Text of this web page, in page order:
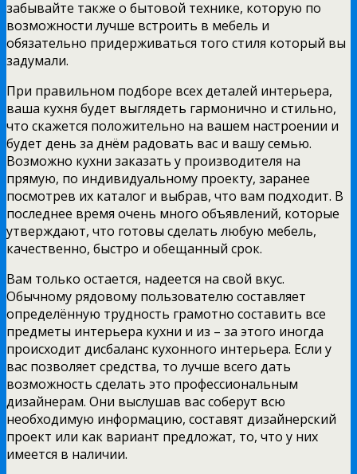
забывайте также о бытовой технике, которую по
возможности лучше встроить в мебель и
обязательно придерживаться того стиля который вы
задумали.
При правильном подборе всех деталей интерьера,
ваша кухня будет выглядеть гармонично и стильно,
что скажется положительно на вашем настроении и
будет день за днём радовать вас и вашу семью.
Возможно кухни заказать у производителя на
прямую, по индивидуальному проекту, заранее
посмотрев их каталог и выбрав, что вам подходит. В
последнее время очень много объявлений, которые
утверждают, что готовы сделать любую мебель,
качественно, быстро и обещанный срок.
Вам только остается, надеется на свой вкус.
Обычному рядовому пользователю составляет
определённую трудность грамотно составить все
предметы интерьера кухни и из – за этого иногда
происходит дисбаланс кухонного интерьера. Если у
вас позволяет средства, то лучше всего дать
возможность сделать это профессиональным
дизайнерам. Они выслушав вас соберут всю
необходимую информацию, составят дизайнерский
проект или как вариант предложат, то, что у них
имеется в наличии.